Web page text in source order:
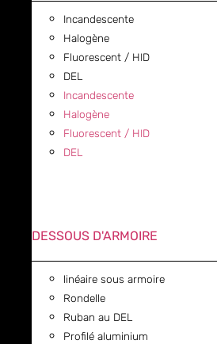
Incandescente
Halogène
Fluorescent / HID
DEL
Incandescente
Halogène
Fluorescent / HID
DEL
DESSOUS D'ARMOIRE
linéaire sous armoire
Rondelle
Ruban au DEL
Profilé aluminium